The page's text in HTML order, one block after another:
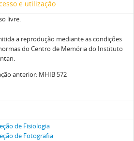
e utilização
livre.
a reprodução mediante as condições
do Centro de Memória do Instituto
anterior: MHIB 572
de Fisiologia
de Fotografia